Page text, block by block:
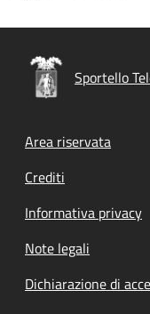
Sportello
Footer
Area riservata
Crediti
Informativa privacy
Note legali
Dichiarazione di